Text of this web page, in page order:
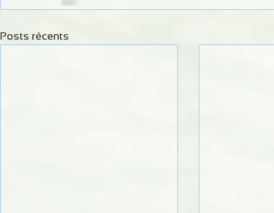
Posts récents